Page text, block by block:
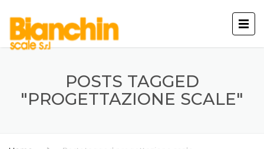
POSTS TAGGED
"PROGETTAZIONE SCALE"